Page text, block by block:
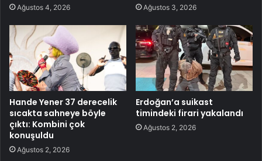
Ağustos 4, 2026 Ağustos 3, 2026
Hande Yener 37 derecelik
sıcakta sahneye böyle
çıktı: Kombini çok
konuşuldu
Ağustos 2, 2026
Erdoğan’a suikast
timindeki firari yakalandı
Ağustos 2, 2026